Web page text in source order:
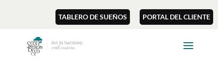
TABLERO DE SUEÑOS PORTAL DEL CLIENTE